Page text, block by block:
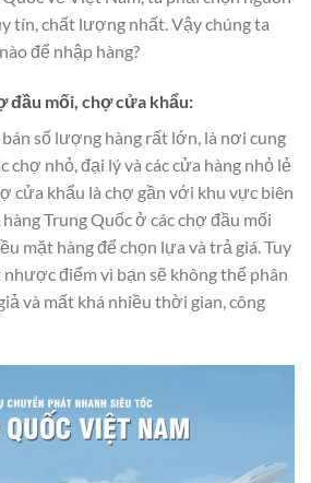
tín, chất lượng nhất. Vậy chúng ta
để nhập hàng?
đầu mối, chợ cửa khẩu:
số lượng hàng rất lớn, là nơi cung
chợ nhỏ, đại lý và các cửa hàng nhỏ lẻ
cửa khẩu là chợ gần với khu vực biên
Trung Quốc ở các chợ đầu mối
mặt hàng để chọn lựa và trả giá. Tuy
nhược điểm vì bạn sẽ không thể phân
và mất khá nhiều thời gian, công